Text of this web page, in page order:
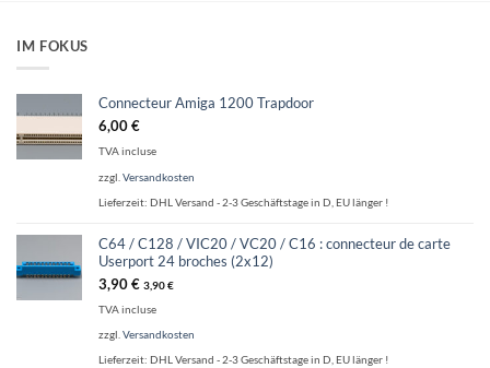
IM FOKUS
Connecteur Amiga 1200 Trapdoor
6,00€
TVA incluse
zzgl. Versandkosten
Lieferzeit: DHL Versand - 2-3 Geschäftstage in D, EU länger !
C64 / C128 / VIC20 / VC20 / C16 : connecteur de carte
Userport 24 broches (2x12)
3,90€ 3,90€
TVA incluse
zzgl. Versandkosten
Lieferzeit: DHL Versand - 2-3 Geschäftstage in D, EU länger !